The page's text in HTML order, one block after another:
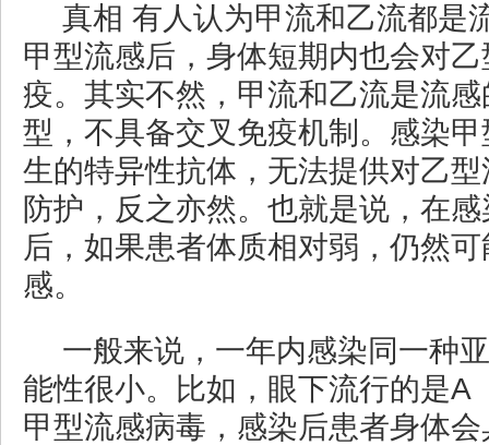
真相 有人认为甲流和乙流都是
甲型流感后，身体短期内也会对
疫。其实不然，甲流和乙流是流
型，不具备交叉免疫机制。感染
生的特异性抗体，无法提供对乙
防护，反之亦然。也就是说，在
后，如果患者体质相对弱，仍然
感。
一般来说，一年内感染同一种
能性很小。比如，眼下流行的是A
甲型流感病毒，感染后患者身体